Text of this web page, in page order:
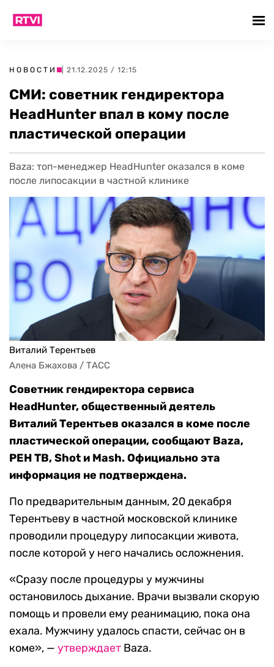
НОВОСТИ | 21.12.2025 / 12:15
СМИ: советник гендиректора
HeadHunter впал в кому после
пластической операции
Baza: топ-менеджер HeadHunter оказался в коме
после липосакции в частной клинике
Виталий Терентьев
Алена Бжахова / ТАСС
Советник гендиректора сервиса
HeadHunter, общественный деятель
Виталий Терентьев оказался в коме после
пластической операции, сообщают Baza,
РЕН ТВ, Shot и Mash. Официально эта
информация не подтверждена.
По предварительным данным, 20 декабря
Терентьеву в частной московской клинике
проводили процедуру липосакции живота,
после которой у него начались осложнения.
«Сразу после процедуры у мужчины
остановилось дыхание. Врачи вызвали скорую
помощь и провели ему реанимацию, пока она
ехала. Мужчину удалось спасти, сейчас он в
коме», — утверждает Baza.